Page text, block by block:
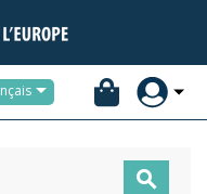

